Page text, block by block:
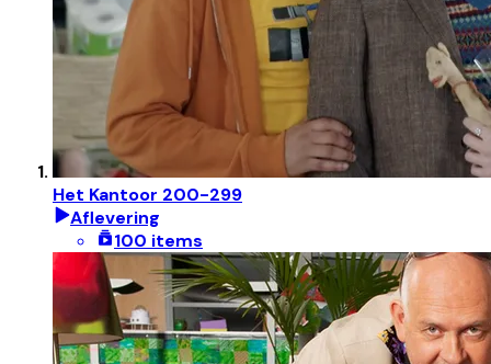
Het Kantoor 200-299
Aflevering
100 items